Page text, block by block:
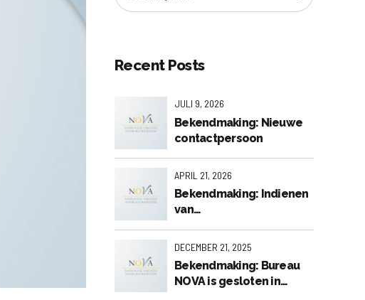
Recent Posts
JULI 9, 2026
Bekendmaking: Nieuwe
contactpersoon
APRIL 21, 2026
Bekendmaking: Indienen
van
voor de 2e visitatieronde
DECEMBER 21, 2025
Bekendmaking: Bureau
NOVA is gesloten in